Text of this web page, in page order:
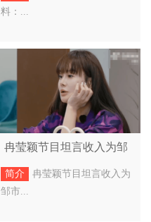
恋人内幕
料：...
冉莹颖节目坦言收入为邹
市明 5 倍 男方连续数月没
有收入
简介
冉莹颖节目坦言收入为
邹市...